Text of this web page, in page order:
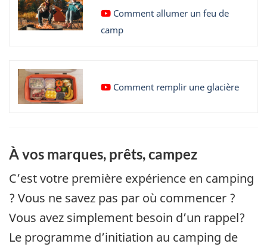
Vidéo
:
Comment allumer un feu de
camp
Vidéo
Comment remplir une glacière
À vos marques, prêts, campez
C’est votre première expérience en camping
? Vous ne savez pas par où commencer ?
Vous avez simplement besoin d’un rappel?
Le programme d’initiation au camping de